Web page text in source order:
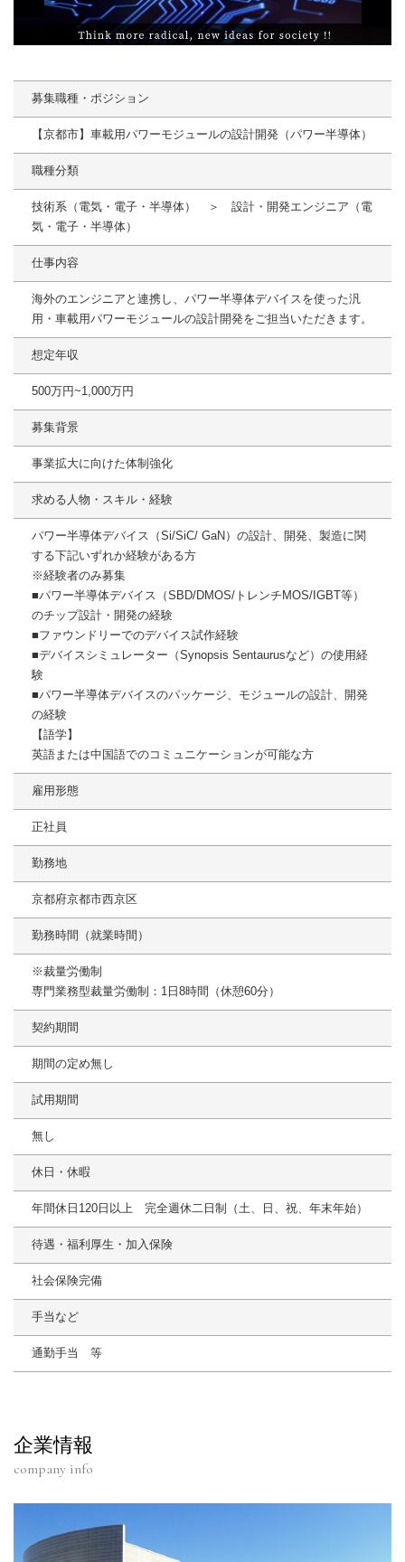
募集職種・ポジション
【京都市】車載用パワーモジュールの設計開発（パワー半導体）
職種分類
技術系（電気・電子・半導体） ＞ 設計・開発エンジニア（電
気・電子・半導体）
仕事内容
海外のエンジニアと連携し、パワー半導体デバイスを使った汎
用・車載用パワーモジュールの設計開発をご担当いただきます。
想定年収
500万円~1,000万円
募集背景
事業拡大に向けた体制強化
求める人物・スキル・経験
パワー半導体デバイス（Si/SiC/ GaN）の設計、開発、製造に関
する下記いずれか経験がある方
※経験者のみ募集
■パワー半導体デバイス（SBD/DMOS/トレンチMOS/IGBT等）
のチップ設計・開発の経験
■ファウンドリーでのデバイス試作経験
■デバイスシミュレーター（Synopsis Sentaurusなど）の使用経
験
■パワー半導体デバイスのパッケージ、モジュールの設計、開発
の経験
【語学】
英語または中国語でのコミュニケーションが可能な方
雇用形態
正社員
勤務地
京都府京都市西京区
勤務時間（就業時間）
※裁量労働制
専門業務型裁量労働制：1日8時間（休憩60分）
契約期間
期間の定め無し
試用期間
無し
休日・休暇
年間休日120日以上 完全週休二日制（土、日、祝、年末年始）
待遇・福利厚生・加入保険
社会保険完備
手当など
通勤手当 等
企業情報
company info